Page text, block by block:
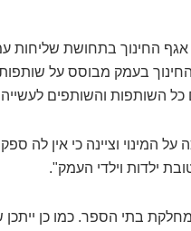
אגף החינוך בתחושת שליחות
בעמק מבוסס על
השותפות והשותפים
המינוי וציינה כי אין לה
ילדות וילדי העמק".
בתי הספר. כמו כן